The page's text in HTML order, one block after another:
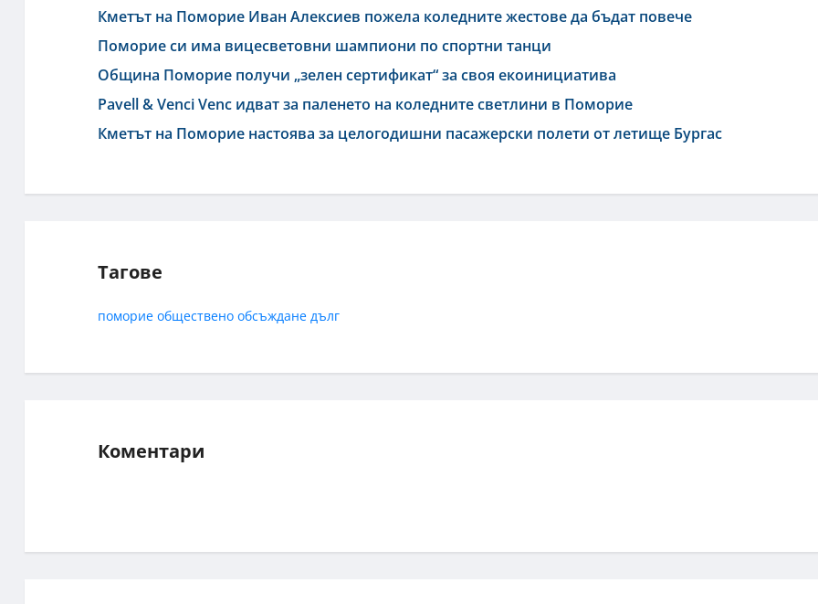
Кметът на Поморие Иван Алексиев пожела коледните жестове да бъдат повече
Поморие си има вицесветовни шампиони по спортни танци
Община Поморие получи „зелен сертификат“ за своя екоинициатива
Pavell & Venci Venc идват за паленето на коледните светлини в Поморие
Кметът на Поморие настоява за целогодишни пасажерски полети от летище Бургас
Тагове
поморие обществено обсъждане дълг
Коментари